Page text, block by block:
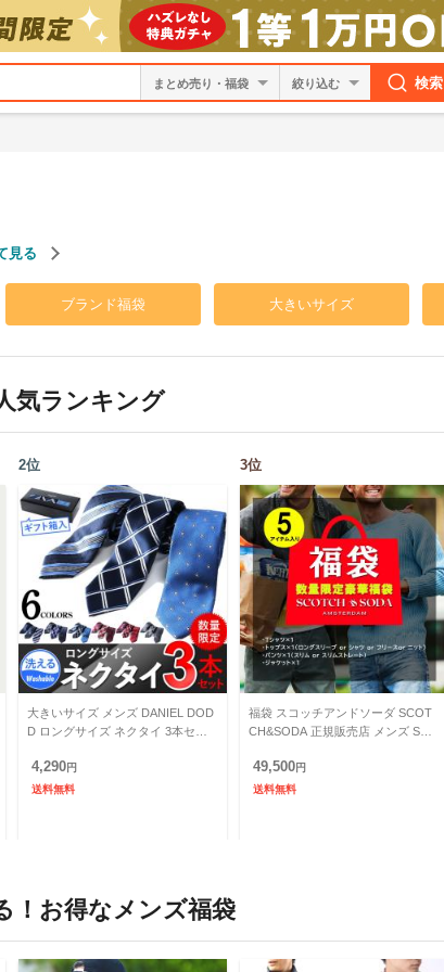
絞り込む 検索
見る
ブランド福袋 大きいサイズ
気ランキング
2位
大きいサイズ メンズ DANIEL DOD
D ロングサイズ ネクタイ 3本セッ
限定 az-u
4,290円
送料無料
3位
福袋 スコッチアンドソーダ SCOT
CH&SODA 正規販売店 メンズ SCO
49,500円
送料無料
！お得なメンズ福袋